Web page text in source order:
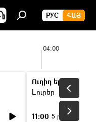
РУС ՀԱՅ
04:00
Ուղիղ եթեր
Լուրեր
11:00 5 ր